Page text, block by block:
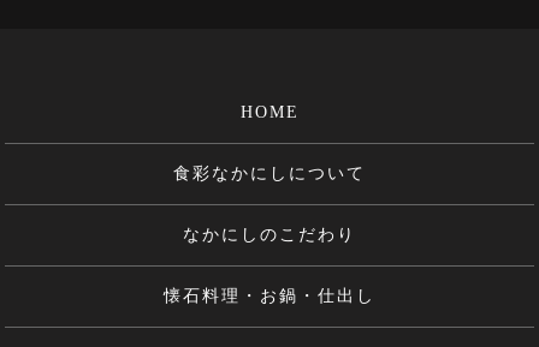
HOME
食彩なかにしについて
なかにしのこだわり
懐石料理・お鍋・仕出し